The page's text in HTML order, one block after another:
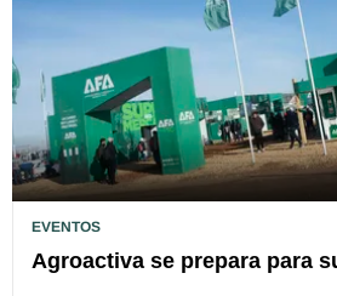
EVENTOS
Agroactiva se prepara para